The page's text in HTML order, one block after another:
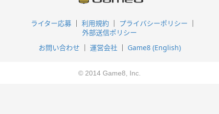
ライター応募 利用規約
プライバシーポリシー
外部送信ポリシー
お問い合わせ
運営会社 Game8 (English)
© 2014 Game8, Inc.